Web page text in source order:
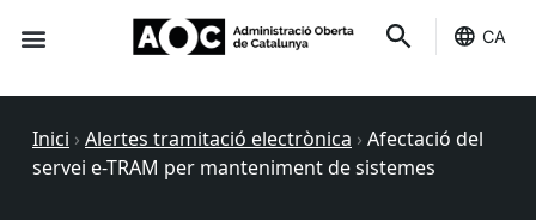
CA
Inici › Alertes tramitació electrònica › Afectació del
servei e-TRAM per manteniment de sistemes